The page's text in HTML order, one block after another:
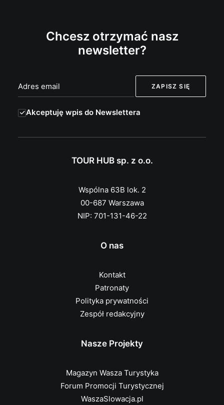
Chcesz otrzymać nasz
newsletter?
Akceptuję wpis do Newslettera
TOUR HUB sp. z o.o.
Wspólna 63B lok. 2
00-687 Warszawa
NIP: 701-131-46-22
O nas
Kontakt
Patronaty
Polityka prywatności
Zespół redakcyjny
Nasze Projekty
Magazyn Wasza Turystyka
Forum Promocji Turystycznej
WaszaSlowacja.pl